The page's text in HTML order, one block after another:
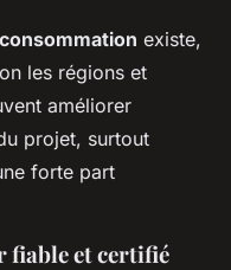
existe,
les régions et
améliorer
projet, surtout
forte part
fiable et certifié